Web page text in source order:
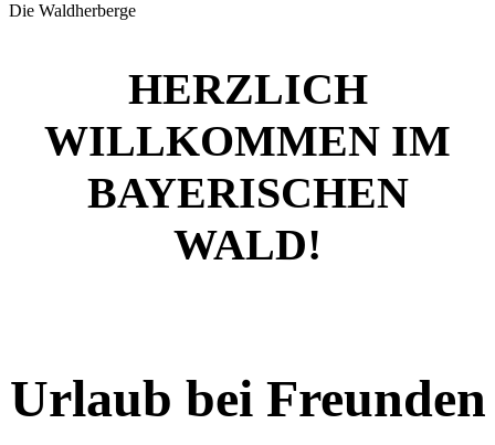
Die Waldherberge
HERZLICH
WILLKOMMEN IM
BAYERISCHEN
WALD!
Urlaub bei Freunden